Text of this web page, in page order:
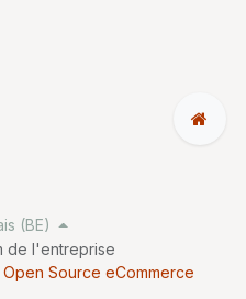
de l'entreprise
(BE)
Open Source eCommerce